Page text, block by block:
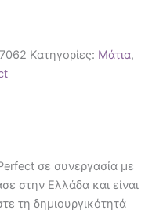
Κατηγορίες: Μάτια,
σε συνεργασία με
στην Ελλάδα και είναι
τη δημιουργικότητά